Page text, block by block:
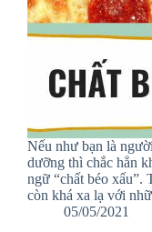
Nếu như bạn là
dưỡng thì chắc hẳn
ngữ “chất béo xấu”.
còn khá xa lạ với
05/05/2021